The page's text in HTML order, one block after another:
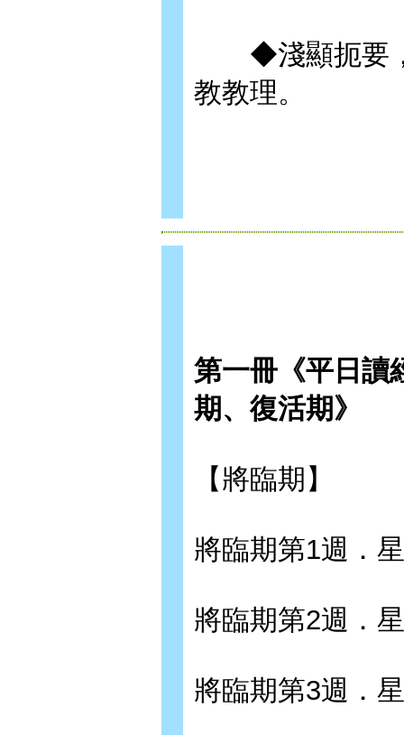
◆淺顯扼要，
教教理。
第一冊《平日讀
期、復活期》
【將臨期】
將臨期第1週．
將臨期第2週．
將臨期第3週．